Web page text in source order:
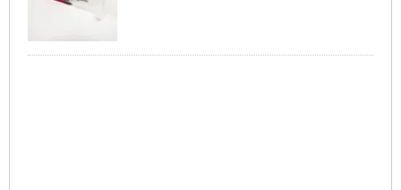
旦那が家事にうるさい！夫婦円満に過ごす
為のポイントとは？